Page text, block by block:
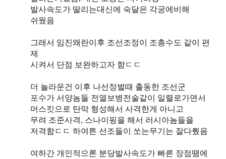
발사속도가 딸리는대신에 숙달은 각궁에비해
쉬웠음
그래서 임진왜란이후 조선조정이 조총수도 같이 편
제
시켜서 단점 보완하고자 함ㄷㄷ
더 놀라운건 이후 나선정벌때 출동한 조선군
포수가 서양놈들 전열보병전술같이 일렬로가면서
머스킷으로 탄막 형성해서 사격한게 아니고
무려 조준사격, 스나이핑을 해서 러시아놈들을
저격함ㄷㄷ 하여튼 선조들이 쏘는무기는 잘다뤘음
여하간 개인적으론 분당발사속도가 빠른 장점땜에